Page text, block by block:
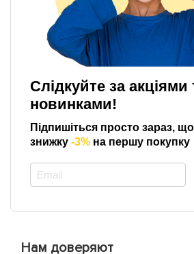
Слідкуйте за акціями
новинками!
Підпишіться просто зараз,
знижку -3% на першу покупку
Нам доверяют